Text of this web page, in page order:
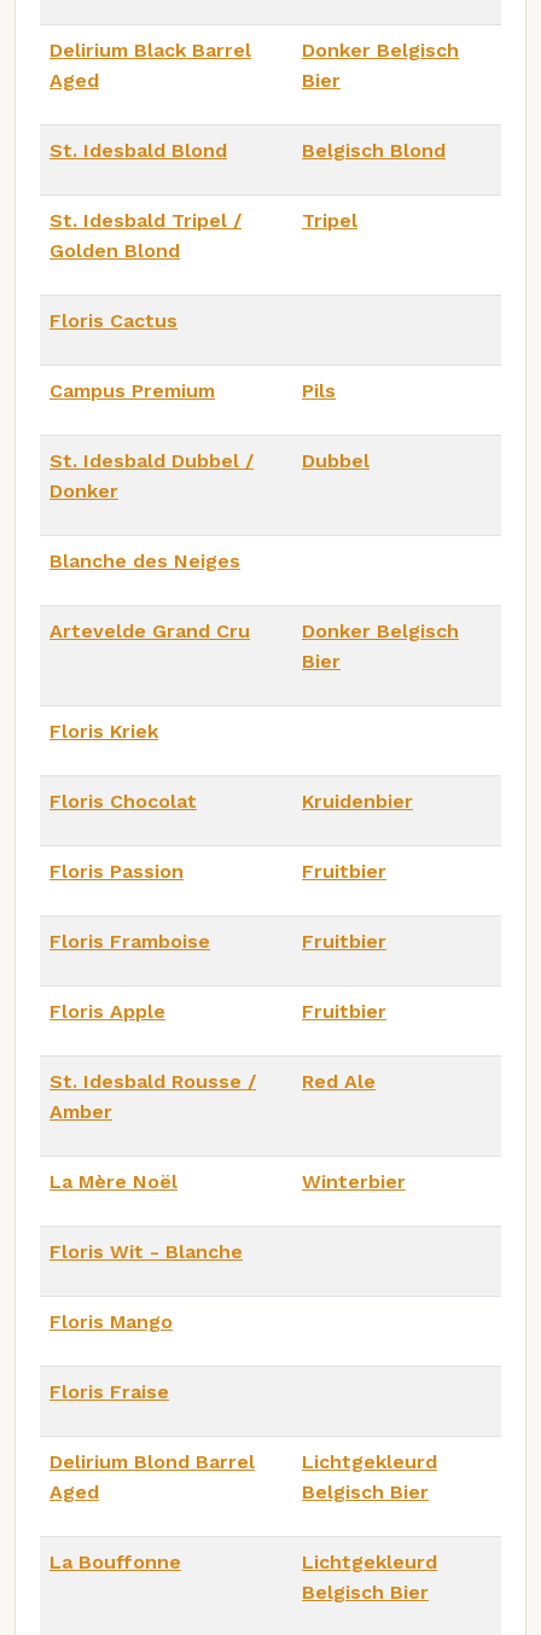
Delirium Black Barrel
Aged
Donker Belgisch
Bier
St. Idesbald Blond Belgisch Blond
St. Idesbald Tripel /
Golden Blond
Tripel
Floris Cactus
Campus Premium Pils
St. Idesbald Dubbel /
Donker
Dubbel
Blanche des Neiges
Artevelde Grand Cru
Donker Belgisch
Bier
Floris Kriek
Floris Chocolat Kruidenbier
Floris Passion Fruitbier
Floris Framboise Fruitbier
Floris Apple Fruitbier
St. Idesbald Rousse /
Amber
Red Ale
La Mère Noël Winterbier
Floris Wit - Blanche
Floris Mango
Floris Fraise
Delirium Blond Barrel
Aged
Lichtgekleurd
Belgisch Bier
La Bouffonne
Lichtgekleurd
Belgisch Bier